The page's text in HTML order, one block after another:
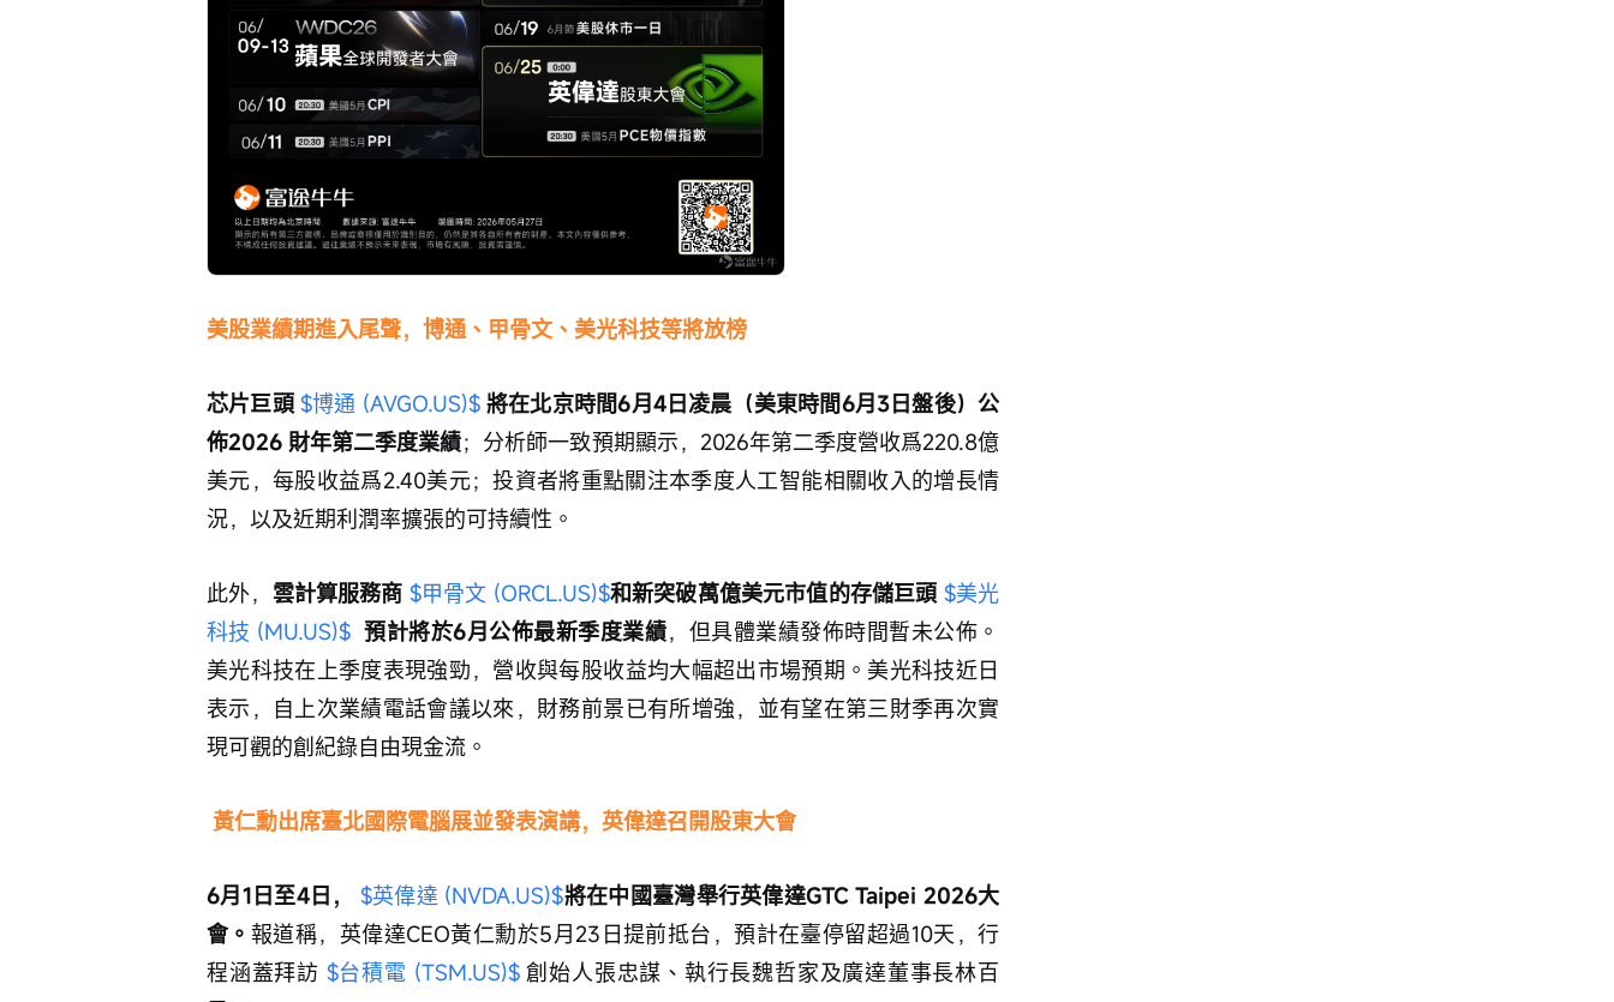
美股業績期進入尾聲，博通、甲骨文、美光科技等將放榜
芯片巨頭 $博通 (AVGO.US)$ 將在北京時間6月4日凌晨（美東時間6月3日盤後）公
佈2026 財年第二季度業績；分析師一致預期顯示，2026年第二季度營收爲220.8億
美元，每股收益爲2.40美元；投資者將重點關注本季度人工智能相關收入的增長情
況，以及近期利潤率擴張的可持續性。
此外， 雲計算服務商 $甲骨文 (ORCL.US)$和新突破萬億美元市值的存儲巨頭 $美光
科技 (MU.US)$ 預計將於6月公佈最新季度業績，但具體業績發佈時間暫未公佈。
美光科技在上季度表現強勁，營收與每股收益均大幅超出市場預期。美光科技近日
表示，自上次業績電話會議以來，財務前景已有所增強，並有望在第三財季再次實
現可觀的創紀錄自由現金流。
黃仁勳出席臺北國際電腦展並發表演講，英偉達召開股東大會
6月1日至4日， $英偉達 (NVDA.US)$將在中國臺灣舉行英偉達GTC Taipei 2026大
會。 報道稱，英偉達CEO黃仁勳於5月23日提前抵台，預計在臺停留超過10天，行
程涵蓋拜訪 $台積電 (TSM.US)$ 創始人張忠謀、執行長魏哲家及廣達董事長林百